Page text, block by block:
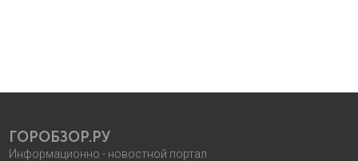
ГОРОБЗОР.РУ
Информационно - новостной портал